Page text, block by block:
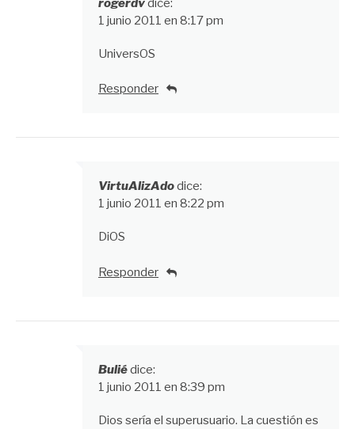
rogerdvdice:
1 junio 2011 en 8:17 pm
UniversOS
Responder
VirtuAlizAdodice:
1 junio 2011 en 8:22 pm
DiOS
Responder
Buliédice:
1 junio 2011 en 8:39 pm
Dios sería el superusuario. La cuestión es